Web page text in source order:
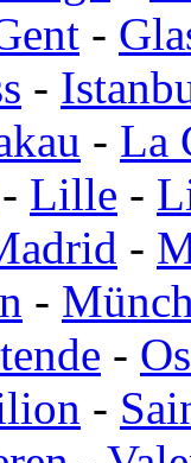
-
-
- La
- Lille -
-
-
-
-